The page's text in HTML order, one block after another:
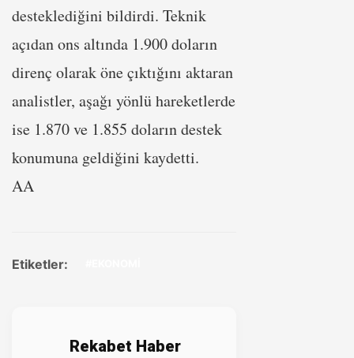
desteklediğini bildirdi. Teknik
açıdan ons altında 1.900 doların
direnç olarak öne çıktığını aktaran
analistler, aşağı yönlü hareketlerde
ise 1.870 ve 1.855 doların destek
konumuna geldiğini kaydetti.
AA
Etiketler:
Rekabet Haber